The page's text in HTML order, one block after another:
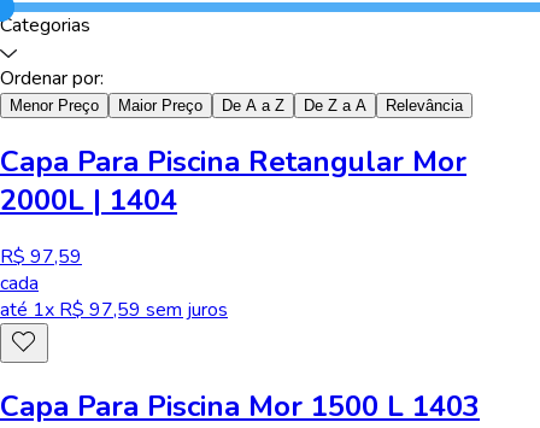
Categorias
Ordenar por:
Menor Preço Maior Preço De A a Z De Z a A Relevância
Capa Para Piscina Retangular Mor
2000L | 1404
R$ 97,59
cada
até 1x R$ 97,59 sem juros
Capa Para Piscina Mor 1500 L 1403